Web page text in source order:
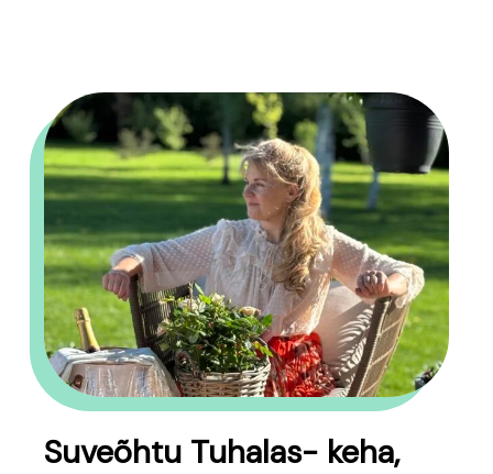
Suveõhtu Tuhalas- keha,